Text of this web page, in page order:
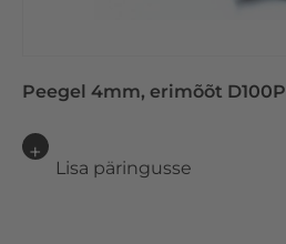
Peegel 4mm, erimõõt D100P
Lisa päringusse